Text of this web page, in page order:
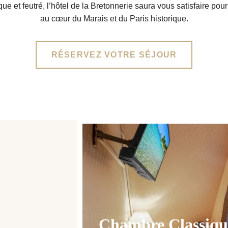
et feutré, l’hôtel de la Bretonnerie saura vous satisfaire
au cœur du Marais et du Paris historique.
RÉSERVEZ VOTRE SÉJOUR